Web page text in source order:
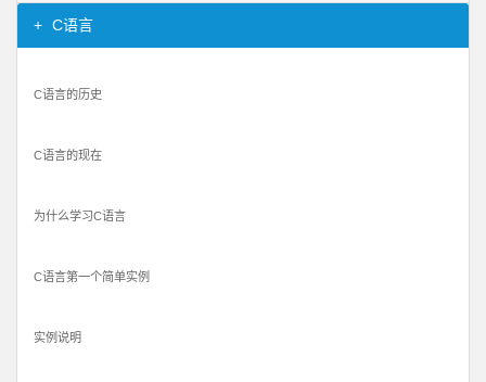
C语言
C语言的历史
C语言的现在
为什么学习C语言
C语言第一个简单实例
实例说明